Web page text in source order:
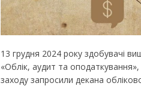
13 грудня 2024 року здобувачі
«Облік, аудит та
заходу запросили декана